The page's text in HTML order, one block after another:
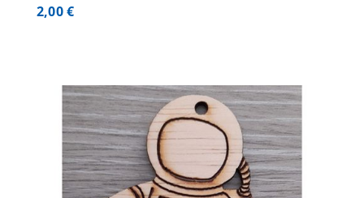
2,00€